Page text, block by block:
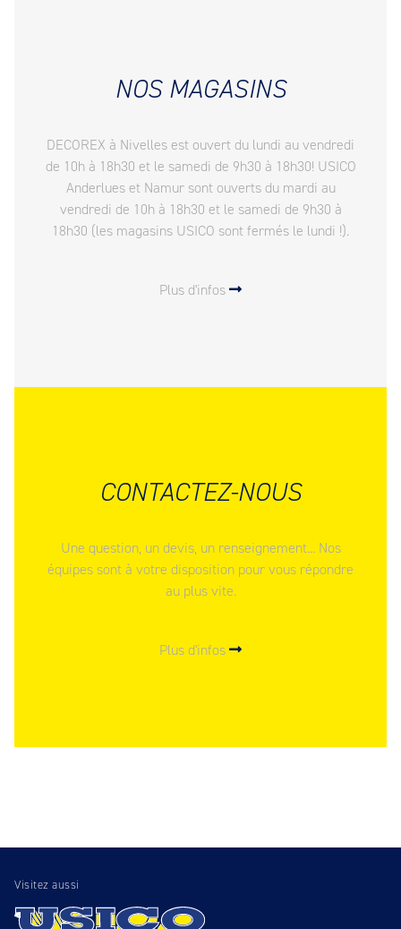
NOS MAGASINS
DECOREX à Nivelles est ouvert du lundi au vendredi
de 10h à 18h30 et le samedi de 9h30 à 18h30! USICO
Anderlues et Namur sont ouverts du mardi au
vendredi de 10h à 18h30 et le samedi de 9h30 à
18h30 (les magasins USICO sont fermés le lundi !).
Plus d'infos
CONTACTEZ-NOUS
Une question, un devis, un renseignement... Nos
équipes sont à votre disposition pour vous répondre
au plus vite.
Plus d'infos
Visitez aussi